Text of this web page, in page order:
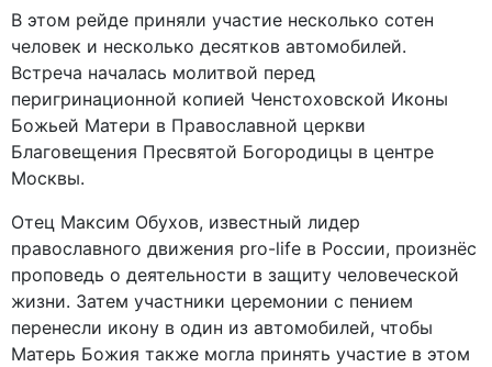
В этом рейде приняли участие несколько сотен
человек и несколько десятков автомобилей.
Встреча началась молитвой перед
перигринационной копией Ченстоховской Иконы
Божьей Матери в Православной церкви
Благовещения Пресвятой Богородицы в центре
Москвы.
Отец Максим Обухов, известный лидер
православного движения pro-life в России, произнёс
проповедь о деятельности в защиту человеческой
жизни. Затем участники церемонии с пением
перенесли икону в один из автомобилей, чтобы
Матерь Божия также могла принять участие в этом